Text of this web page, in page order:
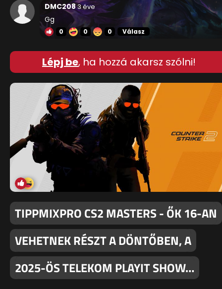
DMC2083 éve
Gg
0 0 0 Válasz
Lépj be, ha hozzá akarsz szólni!
TIPPMIXPRO CS2 MASTERS - ŐK 16-AN
VEHETNEK RÉSZT A DÖNTŐBEN, A
2025-ÖS TELEKOM PLAYIT SHOW…